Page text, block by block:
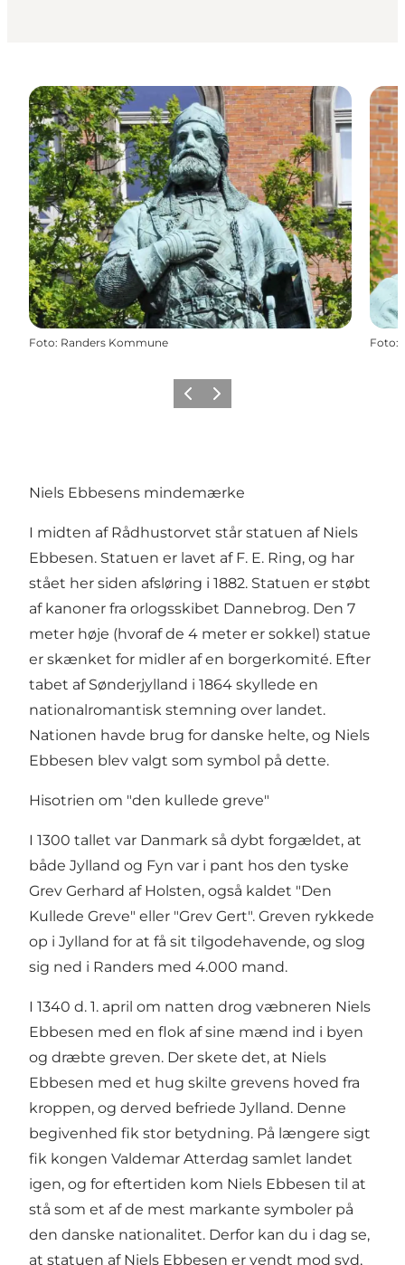
Foto: Randers Kommune Foto:
ForrigeNæste
Niels Ebbesens mindemærke
I midten af Rådhustorvet står statuen af Niels
Ebbesen. Statuen er lavet af F. E. Ring, og har
stået her siden afsløring i 1882. Statuen er støbt
af kanoner fra orlogsskibet Dannebrog. Den 7
meter høje (hvoraf de 4 meter er sokkel) statue
er skænket for midler af en borgerkomité. Efter
tabet af Sønderjylland i 1864 skyllede en
nationalromantisk stemning over landet.
Nationen havde brug for danske helte, og Niels
Ebbesen blev valgt som symbol på dette.
Hisotrien om "den kullede greve"
I 1300 tallet var Danmark så dybt forgældet, at
både Jylland og Fyn var i pant hos den tyske
Grev Gerhard af Holsten, også kaldet "Den
Kullede Greve" eller "Grev Gert". Greven rykkede
op i Jylland for at få sit tilgodehavende, og slog
sig ned i Randers med 4.000 mand.
I 1340 d. 1. april om natten drog væbneren Niels
Ebbesen med en flok af sine mænd ind i byen
og dræbte greven. Der skete det, at Niels
Ebbesen med et hug skilte grevens hoved fra
kroppen, og derved befriede Jylland. Denne
begivenhed fik stor betydning. På længere sigt
fik kongen Valdemar Atterdag samlet landet
igen, og for eftertiden kom Niels Ebbesen til at
stå som et af de mest markante symboler på
den danske nationalitet. Derfor kan du i dag se,
at statuen af Niels Ebbesen er vendt mod syd,